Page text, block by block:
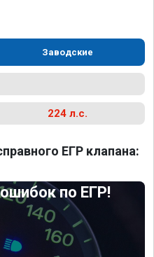
Заводские
224 л.с.
ЕГР клапана:
по ЕГР!